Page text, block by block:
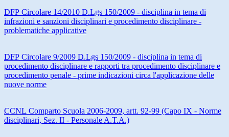
DFP Circolare 14/2010 D.Lgs 150/2009 - disciplina in tema di
infrazioni e sanzioni disciplinari e procedimento disciplinare -
problematiche applicative
DFP Circolare 9/2009 D.Lgs 150/2009 - disciplina in tema di
procedimento disciplinare e rapporti tra procedimento disciplinare e
procedimento penale - prime indicazioni circa l'applicazione delle
nuove norme
CCNL Comparto Scuola 2006-2009, artt. 92-99 (Capo IX - Norme
disciplinari, Sez. II - Personale A.T.A.)